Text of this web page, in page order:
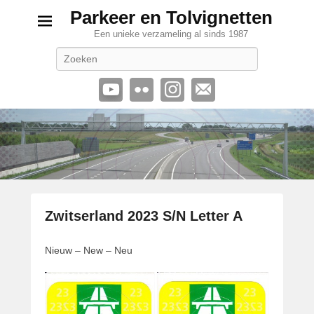
Parkeer en Tolvignetten
Een unieke verzameling al sinds 1987
Zwitserland 2023 S/N Letter A
e
a
Nieuw – New – Neu